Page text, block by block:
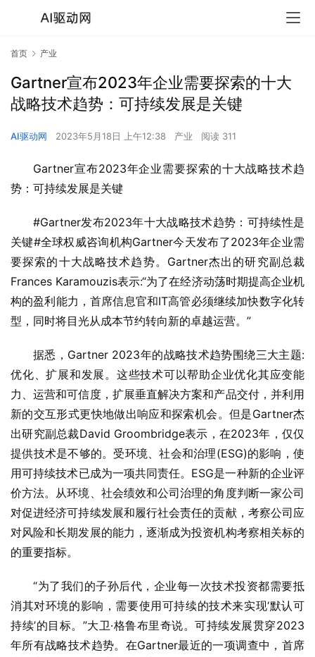
首页 产业
Gartner宣布2023年企业需要探索的十大
战略技术趋势：可持续发展是关键
AI驱动网 2023年5月18日 上午12:38 产业 阅读 311
Gartner宣布2023年企业需要探索的十大战略技术趋
势：可持续发展是关键
#Gartner发布2023年十大战略技术趋势：可持续性是
关键#全球权威咨询机构Gartner今天发布了2023年企业需
要探索的十大战略技术趋势。Gartner杰出的研究副总裁
Frances Karamouzis表示:“为了在经济动荡时期提高企业机
构的盈利能力，首席信息官和IT高管必须继续加快数字化转
型，同时将目光从成本节约转向新的卓越运营。”
据悉，Gartner 2023年的战略技术趋势围绕三大主题:
优化、扩展和发展。这些技术可以帮助企业优化其应变能
力、运营和可信度，扩展垂直解决方案和产品交付，并利用
新的交互形式更快地做出响应和探索机会。但是Gartner杰
出研究副总裁David Groombridge表示，在2023年，仅仅
提供技术是不够的。受环境、社会和治理(ESG)的影响，使
用可持续技术已成为一项共同责任。ESG是一种新的企业评
价方法。从环境、社会绩效和公司治理的角度判断一家公司
对促进经济可持续发展和履行社会责任的贡献，考察公司应
对风险和长期发展的能力，逐渐成为投资机构考察相关标的
的重要指标。
“为了我们的子孙后代，企业每一次技术投资都需要抵
消其对环境的影响，需要使用可持续的技术来实现‘默认可
持续’的目标。”大卫·格鲁布里奇说。可持续发展贯穿2023
年所有战略技术趋势。在Gartner最近的一项调查中，首席